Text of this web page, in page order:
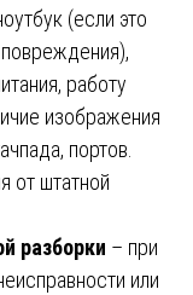
(если это
работу
изображения
портов.
от штатной
разборки – при
или